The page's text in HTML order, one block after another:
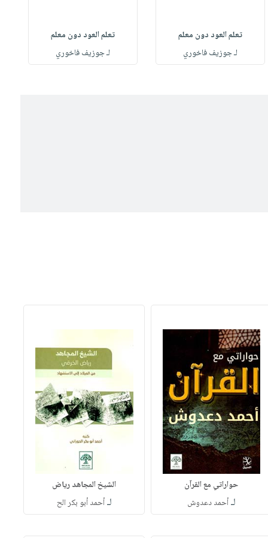
تعلم العود دون معلم
لـ جوزيف فاخوري
تعلم العود دون معلم
لـ جوزيف فاخوري
حواراتي مع القرآن
لـأحمد دعدوش
الشيخ المجاهد رياض
لـأحمد أبو بكر الح